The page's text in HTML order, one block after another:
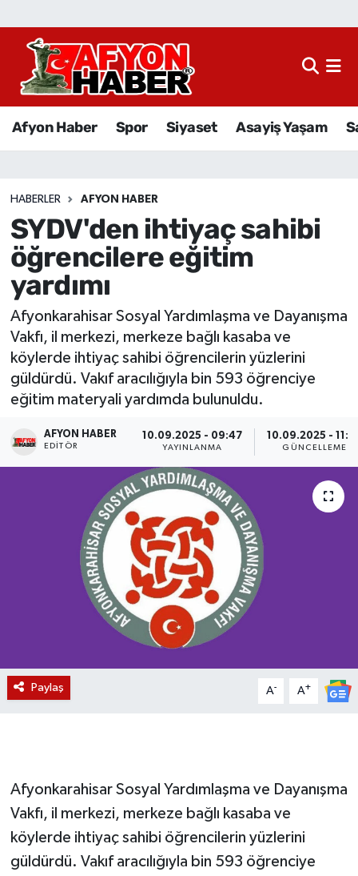
Afyon Haber Spor Siyaset Asayiş Yaşam
HABERLER AFYON HABER
SYDV'den ihtiyaç sahibi
öğrencilere eğitim
yardımı
Afyonkarahisar Sosyal Yardımlaşma ve Dayanışma
Vakfı, il merkezi, merkeze bağlı kasaba ve
köylerde ihtiyaç sahibi öğrencilerin yüzlerini
güldürdü. Vakıf aracılığıyla bin 593 öğrenciye
eğitim materyali yardımda bulunuldu.
AFYON HABER
EDITÖR
10.09.2025 - 09:47
YAYINLANMA
10.09.2025 -
GÜNCELLEME
Paylaş A- A+
Afyonkarahisar Sosyal Yardımlaşma ve Dayanışma
Vakfı, il merkezi, merkeze bağlı kasaba ve
köylerde ihtiyaç sahibi öğrencilerin yüzlerini
güldürdü. Vakıf aracılığıyla bin 593 öğrenciye
Afyon Haber
Sağlık
Eğitim
Ekonomi
Magazin
Etkinlikler